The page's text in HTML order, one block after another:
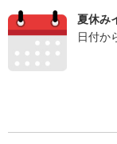
夏休み
日付か